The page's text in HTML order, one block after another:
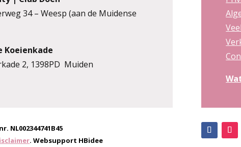
34 – Weesp (aan de Muidense
Koeienkade
2, 1398PD Muiden
NL002344741B45
. Websupport HBidee